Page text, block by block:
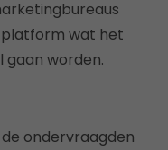
wat het
gaan worden.
ondervraagden